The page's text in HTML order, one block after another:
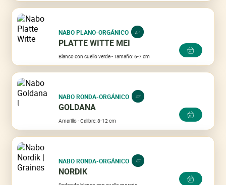
NABO PLANO-ORGÁNICO
PLATTE WITTE MEI
Blanco con cuello verde - Tamaño: 6-7 cm
NABO RONDA-ORGÁNICO
GOLDANA
Amarillo - Calibre: 8-12 cm
NABO RONDA-ORGÁNICO
NORDIK